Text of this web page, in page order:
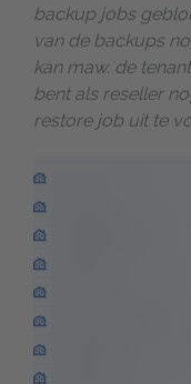
backup jobs
van de backups
kan maw. de
bent als reseller
restore job uit te